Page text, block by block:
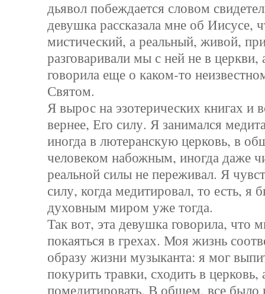
дьявол побеждается словом
девушка рассказала мне об Иисусе,
мистический, а реальный, живой,
разговаривали мы с ней не в
говорила еще о каком-то
Святом.
Я вырос на эзотерических книгах и
вернее, Его силу. Я занимался
иногда в лютеранскую церковь, в
человеком набожным, иногда даже
реальной силы не переживал. Я
силу, когда медитировал, то есть, я
духовным миром уже тогда.
Так вот, эта девушка говорила, что
покаяться в грехах. Моя жизнь
образу жизни музыканта: я мог
покурить травки, сходить в
помедитировать. В общем, все было